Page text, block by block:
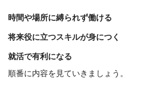
時間や場所に縛られず働ける
将来役に立つスキルが身につく
就活で有利になる
順番に内容を見ていきましょう。